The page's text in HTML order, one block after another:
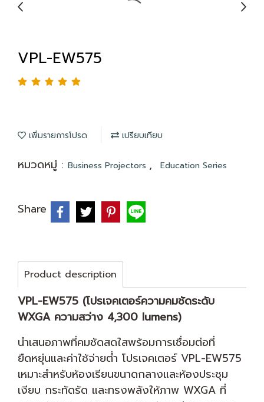
VPL-EW575
เพิ่มรายการโปรด เปรียบเทียบ
หมวดหมู่ : Business Projectors , Education Series
Share
Product description
VPL-EW575 (โปรเจคเตอร์ความคมชัดระดับ
WXGA ความสว่าง 4,300 lumens)
นำเสนอภาพที่คมชัดสดใสพร้อมการเชื่อมต่อที่
ยืดหยุ่นและค่าใช้จ่ายต่ำ โปรเจคเตอร์ VPL-EW575
เหมาะสำหรับห้องเรียนขนาดกลางและห้องประชุม
เงียบ กระทัดรัด และทรงพลังให้ภาพ WXGA ที่